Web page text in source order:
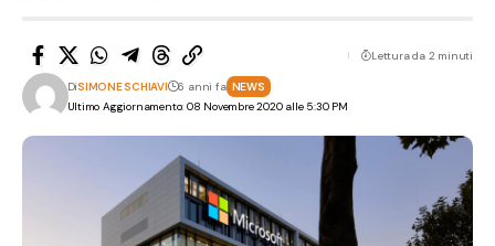
Ultimo Aggiornamento: 08 Novembre 2020 alle 5:30 PM
DiSIMONE SCHIAVI 6 anni fa NEWS
Lettura da 2 minuti